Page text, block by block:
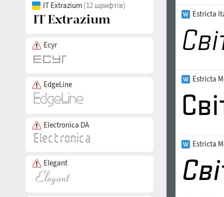
IT Extrazium (12 шрифтів)
Ecyr
EdgeLine
Electronica DA
Elegant
Estricta
Estricta
Estricta